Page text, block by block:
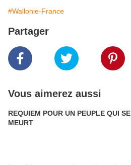
#Wallonie-France
Partager
Vous aimerez aussi
REQUIEM POUR UN PEUPLE QUI SE
MEURT